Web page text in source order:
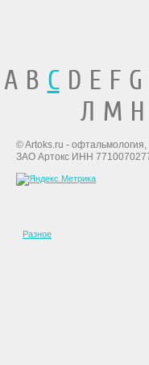
A B CD E F G
Л М Н
© Artoks.ru -
ЗАО Артокс ИНН
Разное